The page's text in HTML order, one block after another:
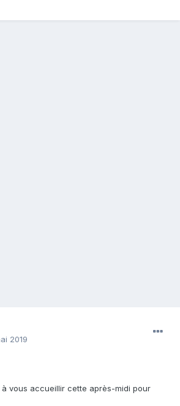
2019
vous accueillir cette après-midi pour